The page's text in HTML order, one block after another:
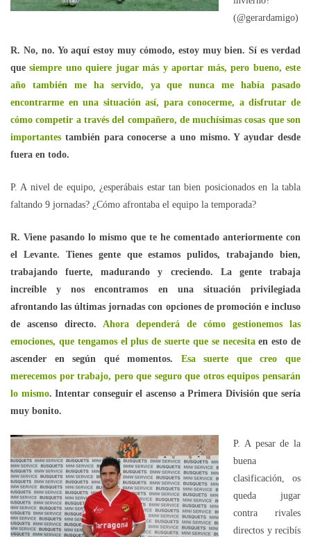
(@gerardamigo)
R. No, no. Yo aquí estoy muy cómodo, estoy muy bien. Sí es verdad
quesiempre uno quiere jugar más y aportar más, pero bueno, este
año también me ha servido, ya que nunca me había pasado
encontrarme en una situación así, para conocerme, a disfrutar de
cómo competir a través del compañero, de muchísimas cosas que son
importantes también para conocerse a uno mismo. Y ayudar desde
fuera en todo.
P. A nivel de equipo, ¿esperábais estar tan bien posicionados en la tabla
faltando 9 jornadas? ¿Cómo afrontaba el equipo la temporada?
R. Viene pasando lo mismo que te he comentado anteriormente con
el Levante. Tienes gente que estamos pulidos, trabajando bien,
trabajando fuerte, madurando y creciendo. La gente trabaja
increíble y nos encontramos en una situación privilegiada
afrontando las últimas jornadas con opciones de promoción e incluso
de ascenso directo. Ahora dependerá de cómo gestionemos las
emociones, que tengamos el plus de suerte que se necesitaen esto de
ascender en según qué momentos. Esa suerte que creo que
merecemos por trabajo, pero que seguro que otros equipos pensarán
lo mismo. Intentar conseguir el ascenso a Primera División que sería
muy bonito.
P. A pesar de la
buena
clasificación, os
queda jugar
contra rivales
directos y recibís